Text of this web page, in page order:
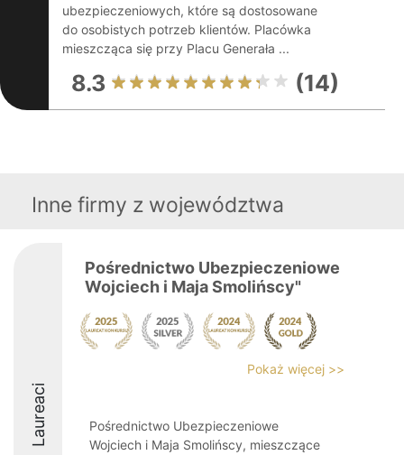
ubezpieczeniowych, które są dostosowane
do osobistych potrzeb klientów. Placówka
mieszcząca się przy Placu Generała ...
8.3 (14)
Inne firmy z województwa
Laureaci
Pośrednictwo Ubezpieczeniowe
Wojciech i Maja Smolińscy"
Pokaż więcej >>
Pośrednictwo Ubezpieczeniowe
Wojciech i Maja Smolińscy, mieszczące